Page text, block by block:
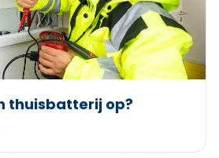
thuisbatterij op?